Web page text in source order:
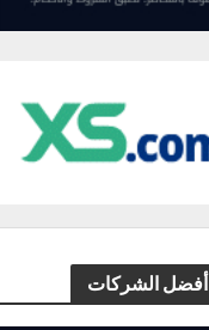
أفضل الشركات